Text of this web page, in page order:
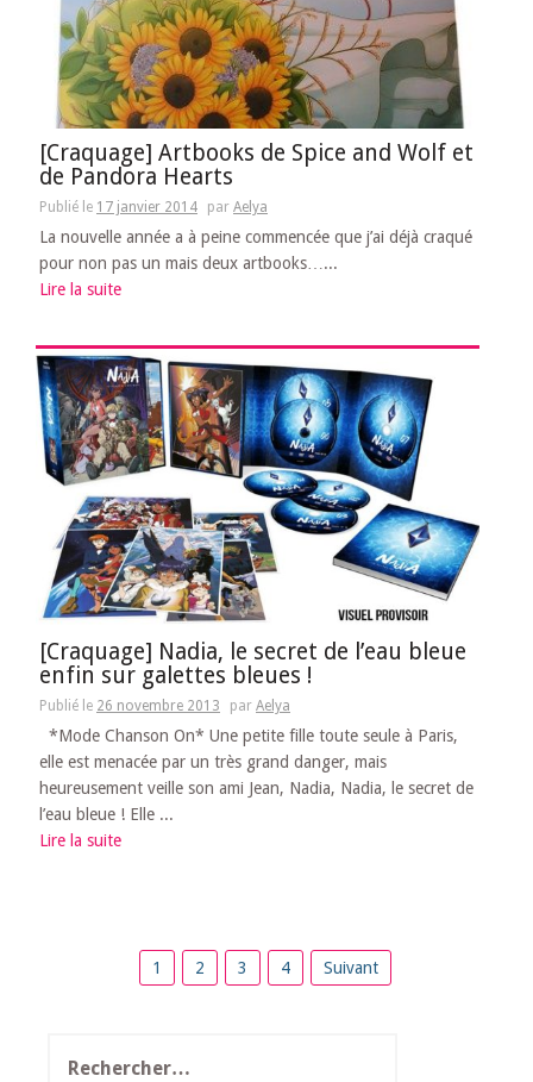
[Craquage] Artbooks de Spice and Wolf et
de Pandora Hearts
Publié le 17 janvier 2014 par Aelya
La nouvelle année a à peine commencée que j’ai déjà craqué
pour non pas un mais deux artbooks…...
Lire la suite
[Craquage] Nadia, le secret de l’eau bleue
enfin sur galettes bleues !
Publié le 26 novembre 2013 par Aelya
*Mode Chanson On* Une petite fille toute seule à Paris,
elle est menacée par un très grand danger, mais
heureusement veille son ami Jean, Nadia, Nadia, le secret de
l’eau bleue ! Elle ...
Lire la suite
Pagination
1 2 3 4 Suivant